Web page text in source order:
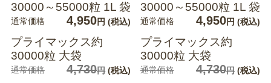
30000～55000粒 1L 袋
通常価格 4,950円 (税込)
プライマックス約
30000粒 大袋
通常価格 4,730円(税込)
30000～55000粒 1L 袋
通常価格 4,950円 (税込)
プライマックス約
30000粒 大袋
通常価格 4,730円 (税込)